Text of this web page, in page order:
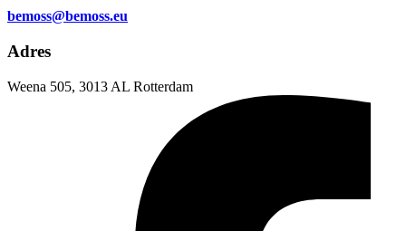
bemoss@bemoss.eu
Adres
Weena 505, 3013 AL Rotterdam